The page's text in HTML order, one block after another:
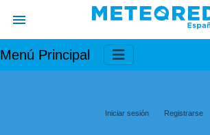
Menú Principal
Iniciar sesión Registrarse